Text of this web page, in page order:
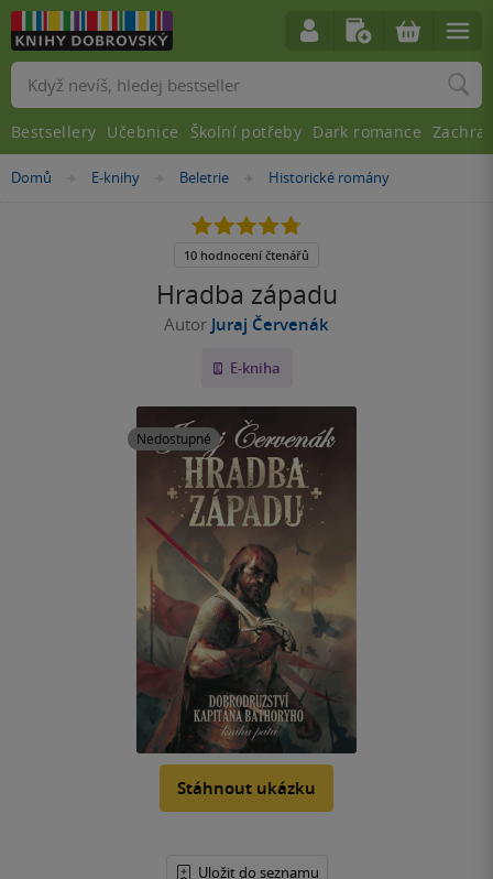
Nacházíte
Domů »
E-knihy »
Beletrie »Historické romány
Hradba západu
Autor Juraj Červenák
E-kniha
Nedostupné
Stáhnout ukázku
Uložit do seznamu
4.8
5
10 hodnocení čtenářů
Vyhledávání
Bestsellery Učebnice Školní potřeby Dark romance